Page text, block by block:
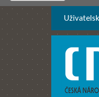
Česká